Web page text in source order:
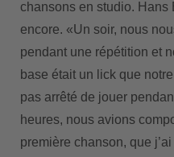
chansons en studio. Hans
encore. «Un soir, nous
pendant une répétition et
base était un lick que
pas arrêté de jouer
heures, nous avions
première chanson, que